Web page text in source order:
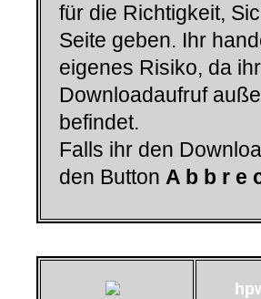
für die Richtigkeit,
Seite geben. Ihr
eigenes Risiko, da
Downloadaufruf
befindet.
Falls ihr den
den Button A b b r e